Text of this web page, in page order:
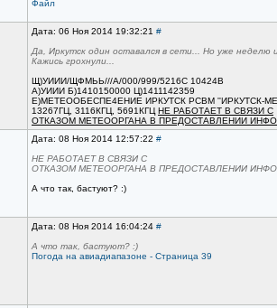
Файл
Дата: 06 Ноя 2014 19:32:21 #
Да, Иркутск один оставался в сети... Но уже неделю
Кажись грохнули...
Щ)УИИИ/ЩФМЬЬ///А/000/999/5216С 10424В
А)УИИИ Б)1410150000 Ц)1411142359
Е)МЕТЕООБЕСПЕ4ЕНИЕ ИРКУТСК РСВМ ''ИРКУТСК-
13267ГЦ, 3116КГЦ, 5691КГЦ НЕ РАБОТАЕТ В СВЯЗИ С
ОТКАЗОМ МЕТЕООРГАНА В ПРЕДОСТАВЛЕНИИ
Дата: 08 Ноя 2014 12:57:22 #
НЕ РАБОТАЕТ В СВЯЗИ С
ОТКАЗОМ МЕТЕООРГАНА В ПРЕДОСТАВЛЕНИИ
А что так, бастуют? :)
Дата: 08 Ноя 2014 16:04:24 #
А что так, бастуют? :)
Погода на авиадиапазоне - Страница 39